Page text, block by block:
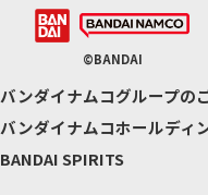
©BANDAI
バンダイナムコグループの
バンダイナムコホールディ
BANDAI SPIRITS